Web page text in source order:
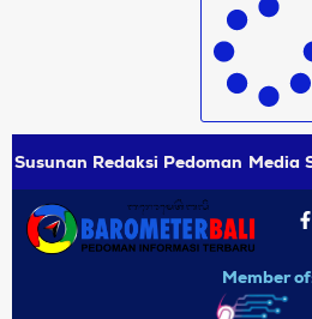
Susunan Redaksi Pedoman Media
Member